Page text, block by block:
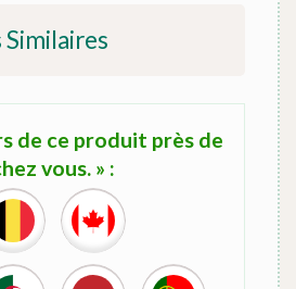
de ce produit près de
vous. » :